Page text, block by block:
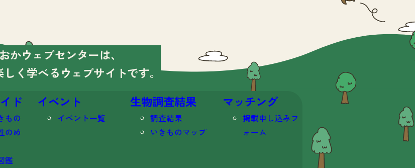
かウェブセンターは、
く学べる ウェブサイトです。
ド
もの
のめ
鑑
イベント
イベント一覧
生物調査結果
調査結果
いきものマップ
マッチング
掲載申し込みフ
ォーム